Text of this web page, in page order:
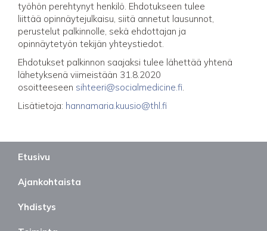
työhön perehtynyt henkilö. Ehdotukseen tulee
liittää opinnäytejulkaisu, siitä annetut lausunnot,
perustelut palkinnolle, sekä ehdottajan ja
opinnäytetyön tekijän yhteystiedot.
Ehdotukset palkinnon saajaksi tulee lähettää yhtenä
lähetyksenä viimeistään 31.8.2020
osoitteeseen sihteeri@socialmedicine.fi.
Lisätietoja: hannamaria.kuusio@thl.fi
Etusivu
Ajankohtaista
Yhdistys